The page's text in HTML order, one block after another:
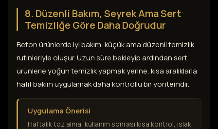
8. Düzenli Bakım, Seyrek Ama Sert
Temizliğe Göre Daha Doğrudur
Beton ürünlerde iyi bakım, küçük ama düzenli temizlik
rutinleriyle oluşur. Uzun süre bekleyip ardından sert
ürünlerle yoğun temizlik yapmak yerine, kısa aralıklarla
hafif bakım uygulamak daha kontrollü bir yöntemdir.
Uygulama Önerisi
Haftalık toz alma, kullanım sonrası kısa kontrol, ıslak